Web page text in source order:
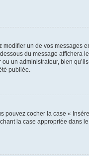
un de vos messages
du message affichera
un administrateur, bien
publiée.
pouvez cocher la case «
la case appropriée dans